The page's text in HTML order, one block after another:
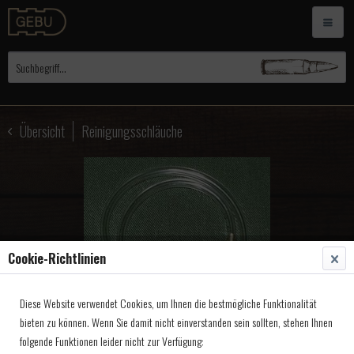
Übersicht Reinigungsschläuche
Cookie-Richtlinien
Diese Website verwendet Cookies, um Ihnen die bestmögliche Funktionalität
bieten zu können. Wenn Sie damit nicht einverstanden sein sollten, stehen Ihnen
folgende Funktionen leider nicht zur Verfügung: